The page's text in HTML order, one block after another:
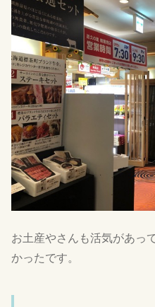
お土産やさんも活気があっ
かったです。